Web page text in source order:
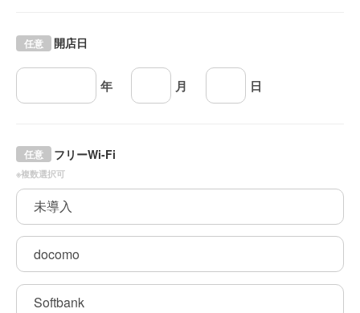
開店日
任意
年 月 日
フリーWi-Fi
任意
※複数選択可
未導入
docomo
Softbank